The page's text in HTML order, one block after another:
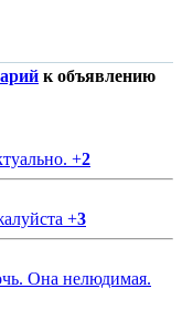
к объявлению
+2
+3
Она нелюдимая.